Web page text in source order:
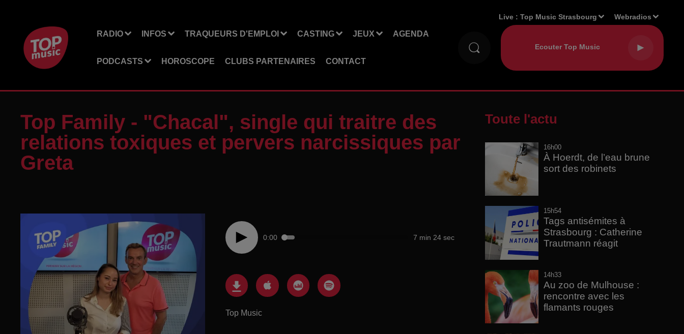
RADIO INFOS TRAQUEURS D'EMPLOI CASTING JEUX AGENDA
PODCASTS HOROSCOPE CLUBS PARTENAIRES CONTACT
Live :Top Music Strasbourg Webradios
Top Family - "Chacal", single qui traitre des
relations toxiques et pervers narcissiques par
Greta
0:00 7 min 24 sec
Top Music
Toute l'actu
16h00
À Hoerdt, de l’eau brune
sort des robinets
15h54
Tags antisémites à
Strasbourg : Catherine
Trautmann réagit
14h33
Au zoo de Mulhouse :
rencontre avec les
flamants rouges